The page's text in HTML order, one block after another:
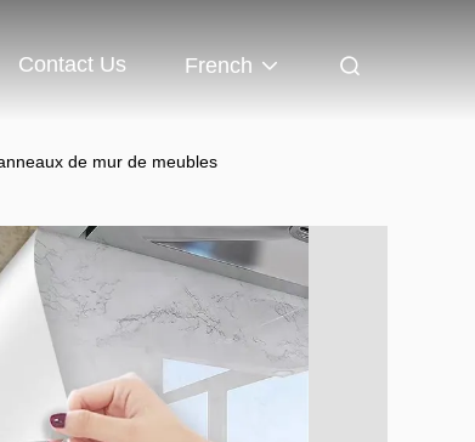
Contact Us French
de mur de meubles